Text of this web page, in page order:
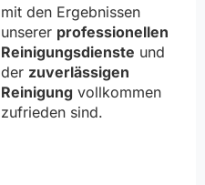
mit den Ergebnissen
unserer professionellen
Reinigungsdienste und
der zuverlässigen
Reinigung vollkommen
zufrieden sind.